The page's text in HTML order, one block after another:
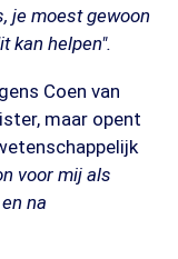
je moest gewoon
kan helpen".
Coen van
maar opent
voor mij als
na